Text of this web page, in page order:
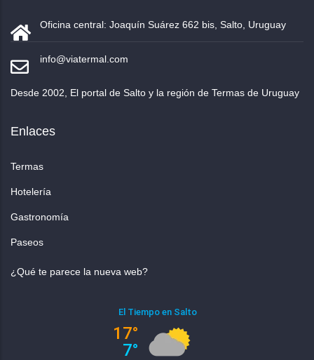
Oficina central: Joaquín Suárez 662 bis, Salto, Uruguay
info@viatermal.com
Desde 2002, El portal de Salto y la región de Termas de Uruguay
Enlaces
Termas
Hotelería
Gastronomía
Paseos
¿Qué te parece la nueva web?